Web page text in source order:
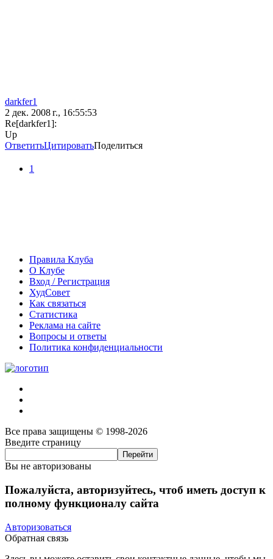
darkfer1
2 дек. 2008 г., 16:55:53
Re[darkfer1]:
Up
ОтветитьЦитироватьПоделиться
1
Правила Клуба
О Клубе
Вход / Регистрация
ХудСовет
Как связаться
Статистика
Реклама на сайте
Вопросы и ответы
Политика конфиденциальности
Все права защищены © 1998-2026
Введите страницу
Вы не авторизованы
Пожалуйста, авторизуйтесь, чтоб иметь доступ к
полному функционалу сайта
Авторизоваться
Обратная связь